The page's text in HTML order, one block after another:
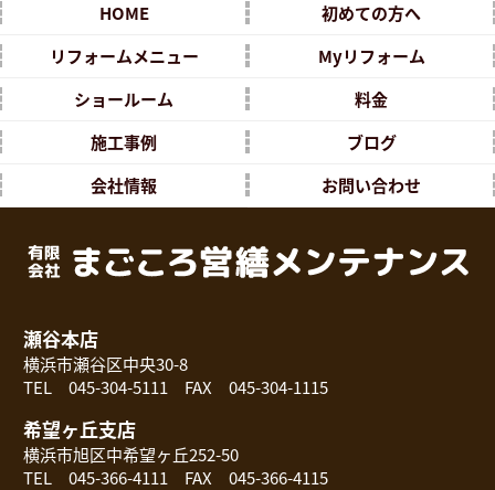
HOME
初めての方へ
リフォームメニュー
Myリフォーム
ショールーム
料金
施工事例
ブログ
会社情報
お問い合わせ
瀬谷本店
横浜市瀬谷区中央30-8
TEL 045-304-5111 FAX 045-304-1115
希望ヶ丘支店
横浜市旭区中希望ヶ丘252-50
TEL 045-366-4111 FAX 045-366-4115